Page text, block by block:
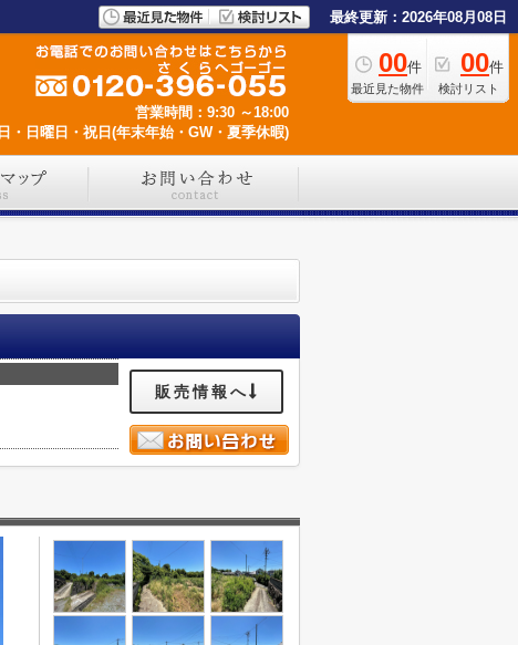
最終更新：2026年08月08日
00件
最近見た物件
00件
検討リスト
営業時間：9:30 ～18:00
・日曜日・祝日(年末年始・GW・夏季休暇)
販売情報へ